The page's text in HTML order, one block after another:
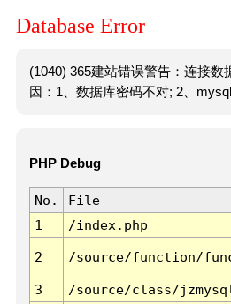
Database Error
(1040) 365建站错误警告：连接数
因：1、数据库密码不对; 2、mysql
PHP Debug
No. File
1
/index.php
2 /source/function/
3 /source/class/